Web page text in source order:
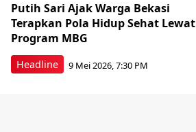
Headline
Putih Sari Ajak Warga Bekasi
Terapkan Pola Hidup Sehat Lewat
Program MBG
9 Mei 2026, 7:30 PM